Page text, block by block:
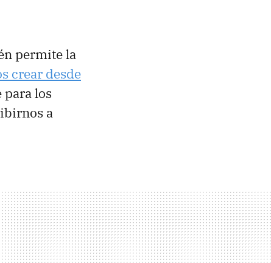
permite la
crear desde
para los
a